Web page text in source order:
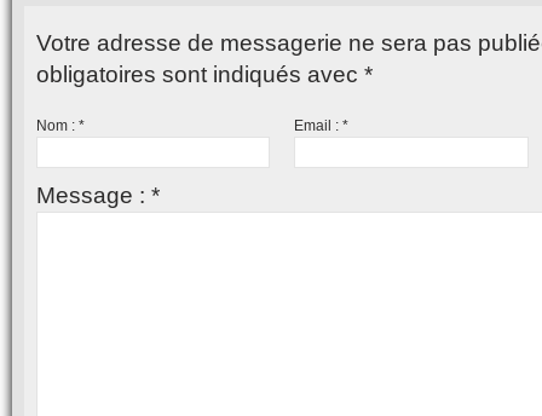
Votre adresse de messagerie ne sera pas
obligatoires sont indiqués avec *
Nom : * Email :*
Message : *